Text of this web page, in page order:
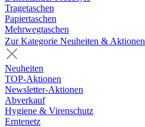
Tragetaschen
Papiertaschen
Mehrwegtaschen
Zur Kategorie Neuheiten & Aktionen
Neuheiten
TOP-Aktionen
Newsletter-Aktionen
Abverkauf
Hygiene & Virenschutz
Erntenetz